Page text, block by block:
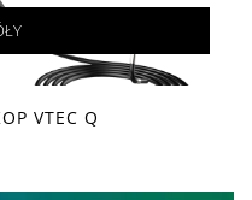
VTEC Q